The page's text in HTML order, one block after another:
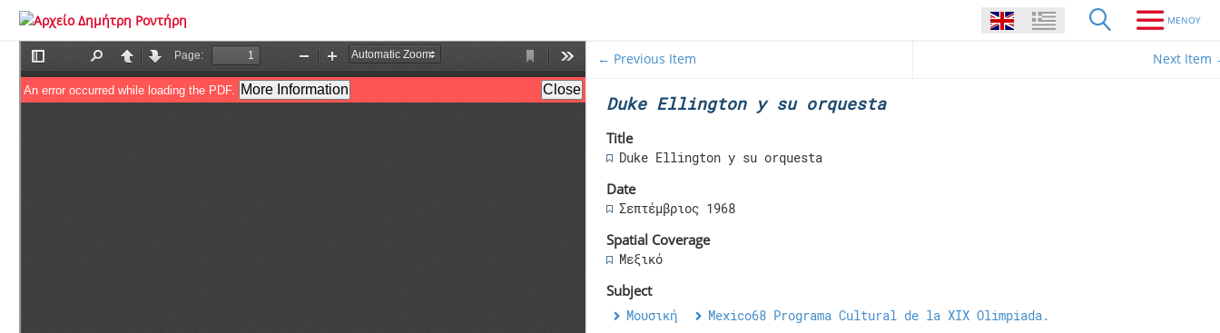
← Previous Item Next Item
Duke Ellington y su orquesta
Title
Duke Ellington y su orquesta
Date
Σεπτέμβριος 1968
Spatial Coverage
Μεξικό
Subject
Μουσική Mexico68 Programa Cultural de la XIX Olimpiada.